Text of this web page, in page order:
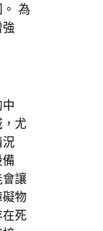
為
尤
讓
物
死